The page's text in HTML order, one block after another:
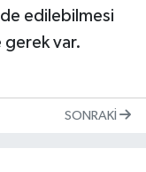
edilebilmesi
gerek var.
SONRAKI